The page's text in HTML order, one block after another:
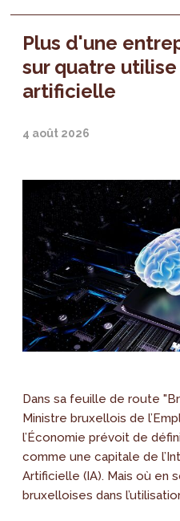
Plus d'une
sur quatre
artificielle
4 août 2026
Dans sa feuille de route
Ministre bruxellois de
l’Économie prévoit de
comme une capitale de
Artificielle (IA). Mais où en
bruxelloises dans